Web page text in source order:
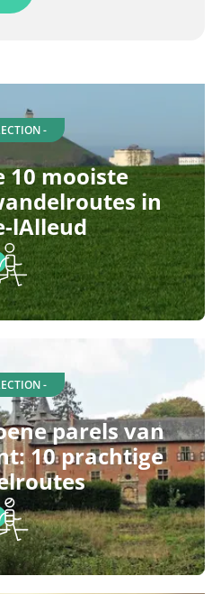
-
10 mooiste
in
lAlleud
-
parels van
10 prachtige